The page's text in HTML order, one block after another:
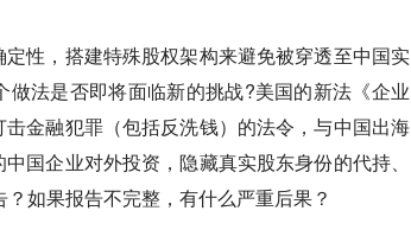
性，搭建特殊股权架构来避免被穿透至中国实
法是否即将面临新的挑战?美国的新法《企业
金融犯罪（包括反洗钱）的法令，与中国出海
国企业对外投资，隐藏真实股东身份的代持、
如果报告不完整，有什么严重后果？